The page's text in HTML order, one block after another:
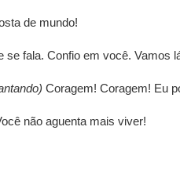
de mundo!
se fala. Confio em você. Vamos
Coragem! Coragem! Eu
não aguenta mais viver!